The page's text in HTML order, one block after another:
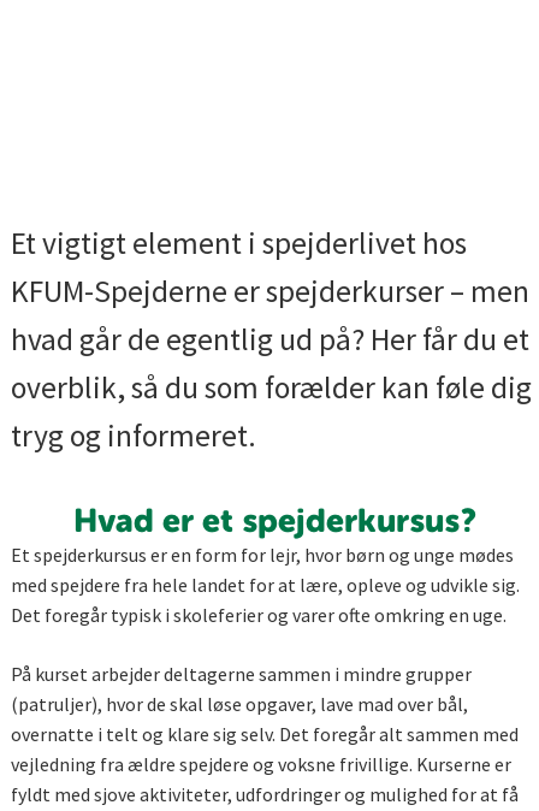
Et vigtigt element i spejderlivet hos
KFUM-Spejderne er spejderkurser – men
hvad går de egentlig ud på? Her får du et
overblik, så du som forælder kan føle dig
tryg og informeret.
Hvad er et spejderkursus?
Et spejderkursus er en form for lejr, hvor børn og unge mødes
med spejdere fra hele landet for at lære, opleve og udvikle sig.
Det foregår typisk i skoleferier og varer ofte omkring en uge.
På kurset arbejder deltagerne sammen i mindre grupper
(patruljer), hvor de skal løse opgaver, lave mad over bål,
overnatte i telt og klare sig selv. Det foregår alt sammen med
vejledning fra ældre spejdere og voksne frivillige. Kurserne er
fyldt med sjove aktiviteter, udfordringer og mulighed for at få